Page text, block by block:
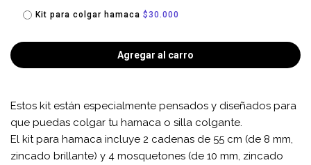
Kit para colgar hamaca $30.000
Agregar al carro
Estos kit están especialmente pensados y diseñados para
que puedas colgar tu hamaca o silla colgante.
El kit para hamaca incluye 2 cadenas de 55 cm (de 8 mm,
zincado brillante) y 4 mosquetones (de 10 mm, zincado